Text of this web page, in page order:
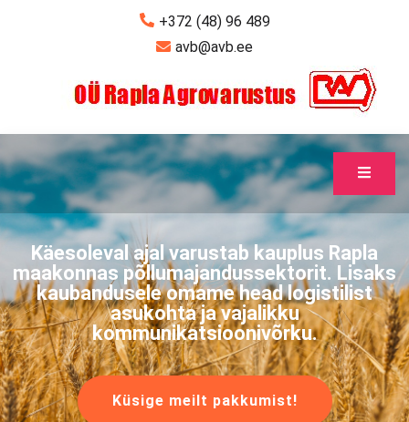
+372 (48) 96 489
avb@avb.ee
Käesoleval ajal varustab kauplus Rapla
maakonnas põllumajandussektorit. Lisaks
kaubandusele omame head logistilist
asukohta ja vajalikku
kommunikatsioonivõrku.
Küsige meilt pakkumist!